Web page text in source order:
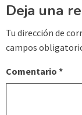
Deja una
Tu dirección de
campos
Comentario *